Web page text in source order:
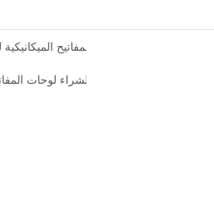
كيفية إزالة أغطية المفاتيح
حيث لشراء لوحات